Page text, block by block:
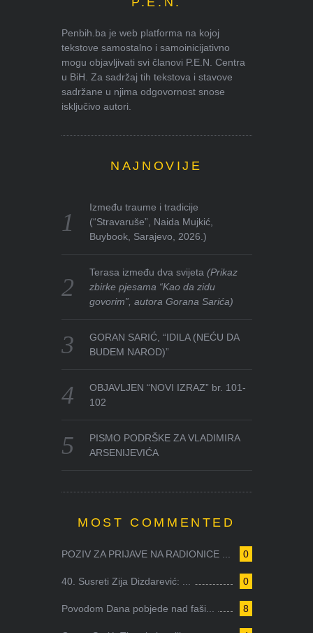
Penbih.ba je web platforma na kojoj
tekstove samostalno i samoinicijativno
mogu objavljivati svi članovi P.E.N. Centra
u BiH. Za sadržaj tih tekstova i stavove
sadržane u njima odgovornost snose
isključivo autori.
NAJNOVIJE
Između traume i tradicije
(“Stravaruše”, Naida Mujkić,
Buybook, Sarajevo, 2026.)
Terasa između dva svijeta(Prikaz
zbirke pjesama “Kao da zidu
govorim”, autora Gorana Sarića)
GORAN SARIĆ, “IDILA (NEĆU DA
BUDEM NAROD)”
OBJAVLJEN “NOVI IZRAZ” br. 101-
102
PISMO PODRŠKE ZA VLADIMIRA
ARSENIJEVIĆA
MOST COMMENTED
0
POZIV ZA PRIJAVE NA RADIONICE ...
0
40. Susreti Zija Dizdarević: ...
8
Povodom Dana pobjede nad faši...